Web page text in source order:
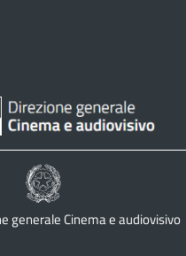
generale Cinema e audiovisivo